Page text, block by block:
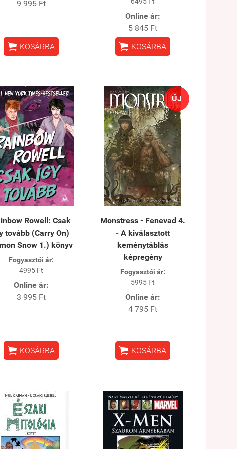
9 995 Ft
 KOSÁRBA
Online ár:
5 845 Ft
 KOSÁRBA
Rowell: Csak
tovább (Carry On)
Snow 1.) könyv
Fogyasztói ár:
4995 Ft
Online ár:
3 995 Ft
 KOSÁRBA
ÚJ
Monstress - Fenevad 4.
- A kiválasztott
keménytáblás
képregény
Fogyasztói ár:
5995 Ft
Online ár:
4 795 Ft
 KOSÁRBA